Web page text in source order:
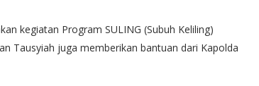
kegiatan Program SULING (Subuh Keliling)
Tausyiah juga memberikan bantuan dari Kapolda